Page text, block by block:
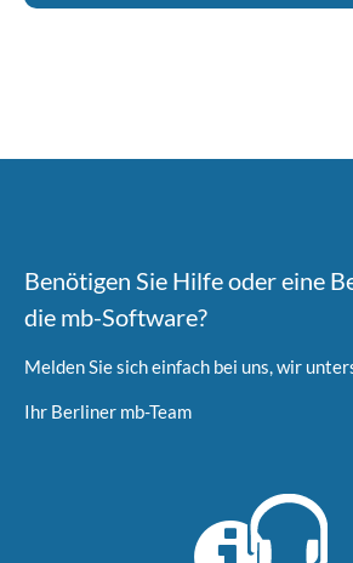
Benötigen Sie Hilfe oder eine
die mb-Software?
Melden Sie sich einfach bei uns, wir
Ihr Berliner mb-Team